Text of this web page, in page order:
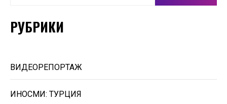
РУБРИКИ
ВИДЕОРЕПОРТАЖ
ИНОСМИ: ТУРЦИЯ